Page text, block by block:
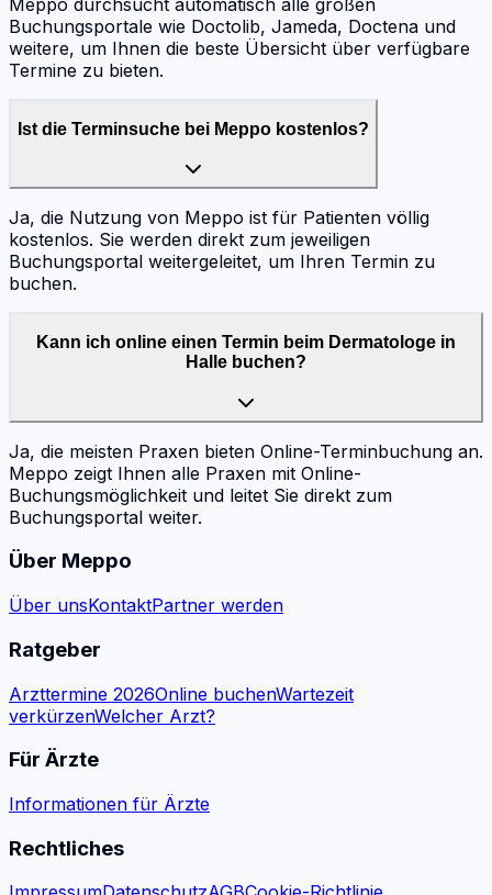
Meppo durchsucht automatisch alle großen
Buchungsportale wie Doctolib, Jameda, Doctena und
weitere, um Ihnen die beste Übersicht über verfügbare
Termine zu bieten.
Ist die Terminsuche bei Meppo kostenlos?
Ja, die Nutzung von Meppo ist für Patienten völlig
kostenlos. Sie werden direkt zum jeweiligen
Buchungsportal weitergeleitet, um Ihren Termin zu
buchen.
Kann ich online einen Termin beim Dermatologe in
Halle buchen?
Ja, die meisten Praxen bieten Online-Terminbuchung an.
Meppo zeigt Ihnen alle Praxen mit Online-
Buchungsmöglichkeit und leitet Sie direkt zum
Buchungsportal weiter.
Über Meppo
Über unsKontaktPartner werden
Ratgeber
Arzttermine 2026Online buchenWartezeit
verkürzenWelcher Arzt?
Für Ärzte
Informationen für Ärzte
Rechtliches